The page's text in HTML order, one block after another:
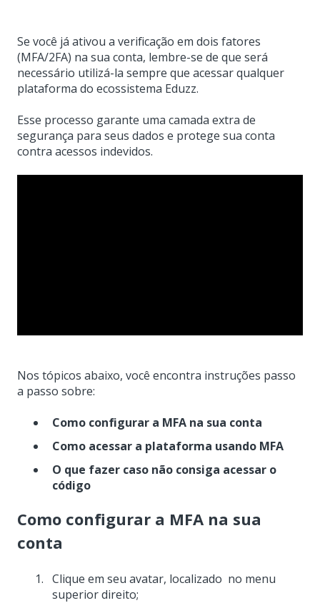
Se você já ativou a verificação em dois fatores
(MFA/2FA) na sua conta, lembre-se de que será
necessário utilizá-la sempre que acessar qualquer
plataforma do ecossistema Eduzz.
Esse processo garante uma camada extra de
segurança para seus dados e protege sua conta
contra acessos indevidos.
Nos tópicos abaixo, você encontra instruções passo
a passo sobre:
Como configurar a MFA na sua conta
Como acessar a plataforma usando MFA
O que fazer caso não consiga acessar o
código
Como configurar a MFA na sua
conta
Clique em seu avatar, localizado no menu
superior direito;